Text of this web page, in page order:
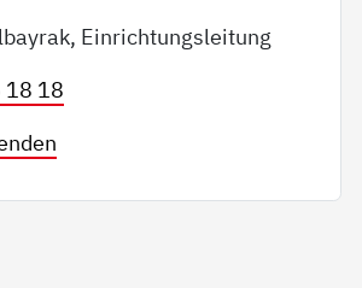
Einrichtungsleitung
18 18